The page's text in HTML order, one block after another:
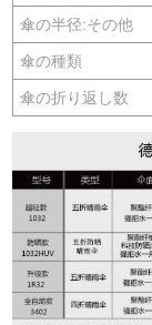
傘の半径:その他
傘の種類
傘の折り返し数